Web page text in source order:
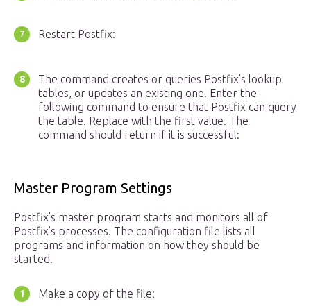
Restart Postfix:
The command creates or queries Postfix’s lookup
tables, or updates an existing one. Enter the
following command to ensure that Postfix can query
the table. Replace with the first value. The
command should return if it is successful:
Master Program Settings
Postfix’s master program starts and monitors all of
Postfix’s processes. The configuration file lists all
programs and information on how they should be
started.
Make a copy of the file: